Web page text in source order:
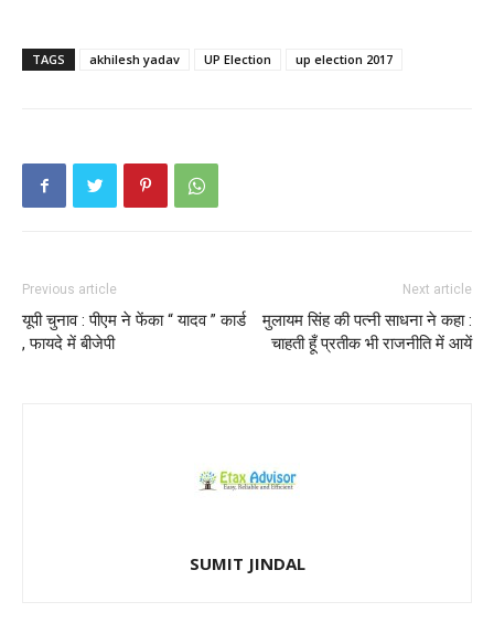
TAGS akhilesh yadav UP Election up election 2017
Previous article
यूपी चुनाव : पीएम ने फेंका “ यादव ” कार्ड
, फायदे में बीजेपी
Next article
मुलायम सिंह की पत्नी साधना ने कहा :
चाहती हूँ प्रतीक भी राजनीति में आयें
SUMIT JINDAL